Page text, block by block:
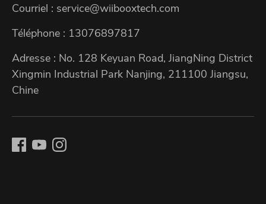
Courriel : service@wiibooxtech.com
Téléphone : 13076897817
Adresse : No. 128 Keyuan Road, JiangNing District
Xingmin Industrial Park Nanjing, 211100 Jiangsu,
Chine